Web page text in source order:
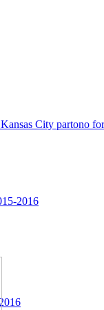
City partono
2016